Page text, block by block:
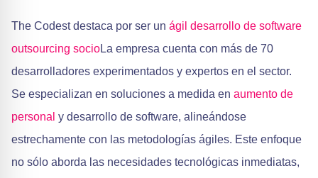
The Codest destaca por ser un ágil desarrollo de software
outsourcing socioLa empresa cuenta con más de 70
desarrolladores experimentados y expertos en el sector.
Se especializan en soluciones a medida en aumento de
personal y desarrollo de software, alineándose
estrechamente con las metodologías ágiles. Este enfoque
no sólo aborda las necesidades tecnológicas inmediatas,